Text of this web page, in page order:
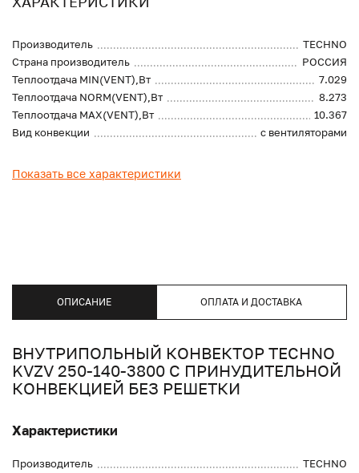
Производитель
TECHNO
Страна производитель
РОССИЯ
Теплоотдача MIN(VENT),Вт
7.029
Теплоотдача NORM(VENT),Вт
8.273
Теплоотдача MAX(VENT),Вт
10.367
Вид конвекции
с вентиляторами
Показать все характеристики
ОПИСАНИЕ ОПЛАТА И ДОСТАВКА
ВНУТРИПОЛЬНЫЙ КОНВЕКТОР TECHNO
KVZV 250-140-3800 С ПРИНУДИТЕЛЬНОЙ
КОНВЕКЦИЕЙ БЕЗ РЕШЕТКИ
Характеристики
Производитель
TECHNO